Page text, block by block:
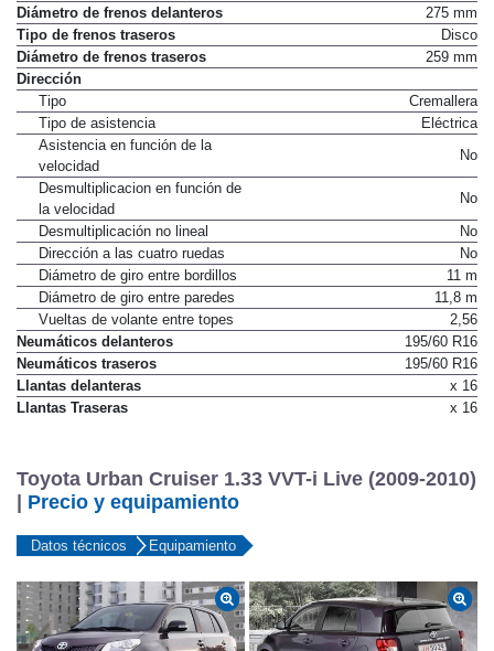
Diámetro de frenos delanteros
275 mm
Tipo de frenos traseros
Disco
Diámetro de frenos traseros
259 mm
Dirección
Tipo
Cremallera
Tipo de asistencia
Eléctrica
Asistencia en función de la
velocidad
No
Desmultiplicacion en función de
la velocidad
No
Desmultiplicación no lineal
No
Dirección a las cuatro ruedas
No
Diámetro de giro entre bordillos
11 m
Diámetro de giro entre paredes
11,8 m
Vueltas de volante entre topes
2,56
Neumáticos delanteros
195/60 R16
Neumáticos traseros
195/60 R16
Llantas delanteras
x 16
Llantas Traseras
x 16
Toyota Urban Cruiser 1.33 VVT-i Live (2009-2010)
| Precio y equipamiento
Datos técnicos Equipamiento